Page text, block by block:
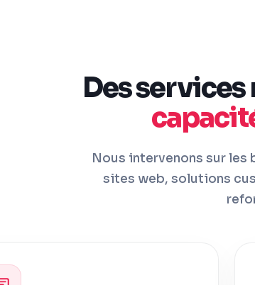
Des
Nous intervenons sur
sites web, solutions